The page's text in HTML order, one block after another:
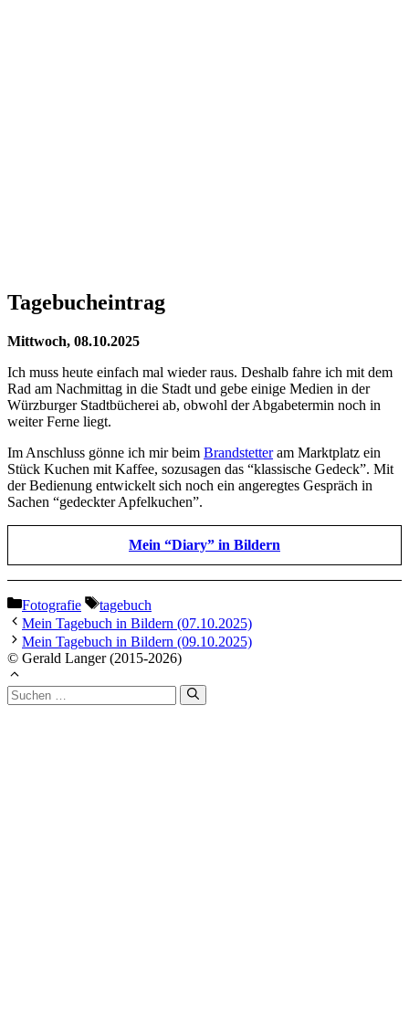
Tagebucheintrag
Mittwoch, 08.10.2025
Ich muss heute einfach mal wieder raus. Deshalb fahre ich mit dem
Rad am Nachmittag in die Stadt und gebe einige Medien in der
Würzburger Stadtbücherei ab, obwohl der Abgabetermin noch in
weiter Ferne liegt.
Im Anschluss gönne ich mir beim Brandstetteram Marktplatz ein
Stück Kuchen mit Kaffee, sozusagen das “klassische Gedeck”. Mit
der Bedienung entwickelt sich noch ein angeregtes Gespräch in
Sachen “gedeckter Apfelkuchen”.
Mein “Diary” in Bildern
Kategorien
Fotografie Schlagwörter
tagebuch
Mein Tagebuch in Bildern (07.10.2025)
Mein Tagebuch in Bildern (09.10.2025)
© Gerald Langer (2015-2026)
Suchen
nach: